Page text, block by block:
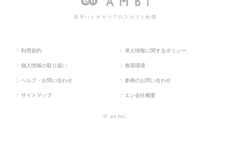
若手ハイキャリアのスカウト転職
利用規約 求人情報に関するポリシー
個人情報の取り扱い 推奨環境
ヘルプ・お問い合わせ 参画のお問い合わせ
サイトマップ エン会社概要
© en Inc.